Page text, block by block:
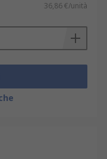
36,86 €/unità